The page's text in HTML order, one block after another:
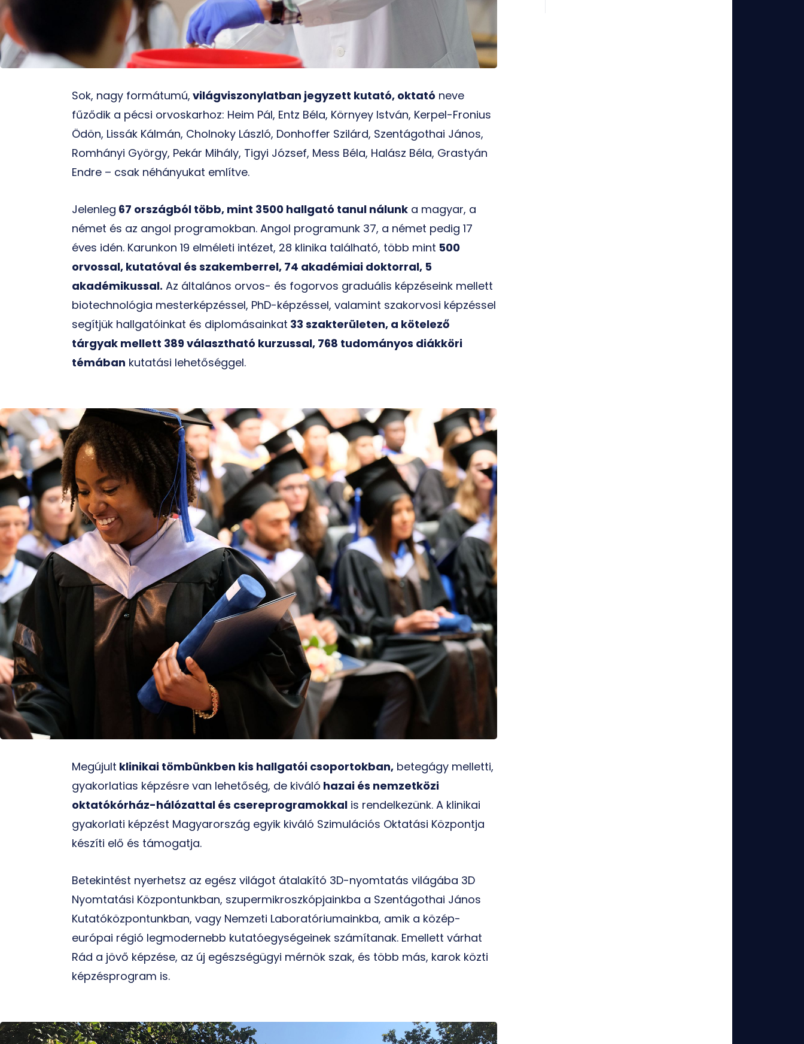
Sok, nagy formátumú, világviszonylatban jegyzett kutató, oktató neve
fűződik a pécsi orvoskarhoz: Heim Pál, Entz Béla, Környey István, Kerpel-Fronius
Ödön, Lissák Kálmán, Cholnoky László, Donhoffer Szilárd, Szentágothai János,
Romhányi György, Pekár Mihály, Tigyi József, Mess Béla, Halász Béla, Grastyán
Endre – csak néhányukat említve.
Jelenleg 67 országból több, mint 3500 hallgató tanul nálunk a magyar, a
német és az angol programokban. Angol programunk 37, a német pedig 17
éves idén. Karunkon 19 elméleti intézet, 28 klinika található, több mint 500
orvossal, kutatóval és szakemberrel, 74 akadémiai doktorral, 5
akadémikussal. Az általános orvos- és fogorvos graduális képzéseink mellett
biotechnológia mesterképzéssel, PhD-képzéssel, valamint szakorvosi képzéssel
segítjük hallgatóinkat és diplomásainkat 33 szakterületen, a kötelező
tárgyak mellett 389 választható kurzussal, 768 tudományos diákköri
témában kutatási lehetőséggel.
Megújult klinikai tömbünkben kis hallgatói csoportokban, betegágy melletti,
gyakorlatias képzésre van lehetőség, de kiváló hazai és nemzetközi
oktatókórház-hálózattal és csereprogramokkal is rendelkezünk. A klinikai
gyakorlati képzést Magyarország egyik kiváló Szimulációs Oktatási Központja
készíti elő és támogatja.
Betekintést nyerhetsz az egész világot átalakító 3D-nyomtatás világába 3D
Nyomtatási Központunkban, szupermikroszkópjainkba a Szentágothai János
Kutatóközpontunkban, vagy Nemzeti Laboratóriumainkba, amik a közép-
európai régió legmodernebb kutatóegységeinek számítanak. Emellett várhat
Rád a jövő képzése, az új egészségügyi mérnök szak, és több más, karok közti
képzésprogram is.